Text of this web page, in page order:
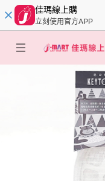
佳瑪線上購
立刻使用官方APP